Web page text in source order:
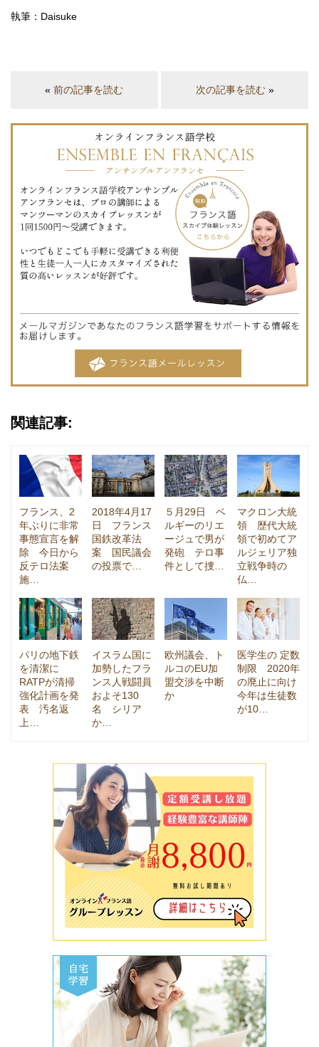
執筆：Daisuke
«前の記事を読む 次の記事を読む»
関連記事:
フランス、2
年ぶりに非常
事態宣言を解
除 今日から
反テロ法案
施…
2018年4月17
日 フランス
国鉄改革法
案 国民議会
の投票で…
５月29日 ベ
ルギーのリエ
ージュで男が
発砲 テロ事
件として捜…
マクロン大統
領 歴代大統
領で初めてア
ルジェリア独
立戦争時の
仏…
パリの地下鉄
を清潔に
RATPが清掃
強化計画を発
表 汚名返
上…
イスラム国に
加勢したフラ
ンス人戦闘員
およそ130
名 シリア
か…
欧州議会、ト
ルコのEU加
盟交渉を中断
か
医学生の 定数
制限 2020年
の廃止に向け
今年は生徒数
が10…